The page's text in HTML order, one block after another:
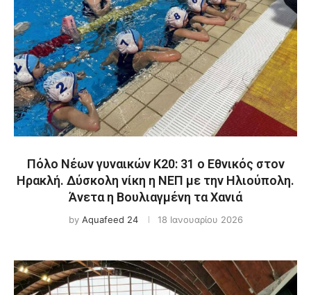
Πόλο Νέων γυναικών Κ20: 31 ο Εθνικός στον
Ηρακλή. Δύσκολη νίκη η ΝΕΠ με την Ηλιούπολη.
Άνετα η Βουλιαγμένη τα Χανιά
by Aquafeed 24 18 Ιανουαρίου 2026